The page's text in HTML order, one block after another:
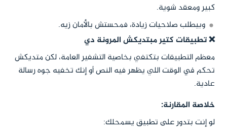
كبير ومعقد شوية.
وبيطلب صلاحيات زيادة، فمحستش بالأمان زيه.
❌ تطبيقات كتير مبتديكش المرونة دي
معظم التطبيقات بتكتفي بخاصية التشفير العامة، لكن متديكش
تحكم في الوقت اللي يظهر فيه النص أو إنك تخفيه جوه رسالة
عادية.
خلاصة المقارنة:
لو إنت بتدور على تطبيق يسمحلك: